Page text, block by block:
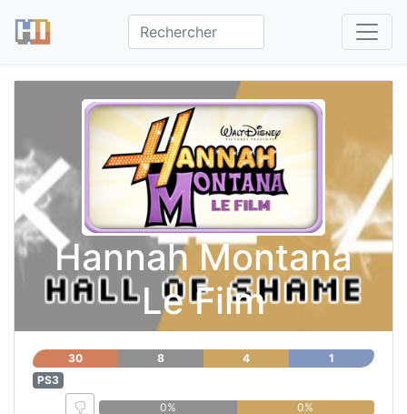
Hannah Montana
Le Film
30 8 4
1
PS3
0%
0%